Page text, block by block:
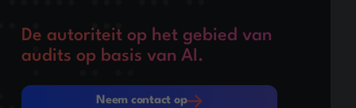
De autoriteit op het gebied van
audits op basis van AI.
Neem contact op
Neem contact op